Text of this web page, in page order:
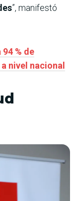
”, manifestó
% de
nivel nacional